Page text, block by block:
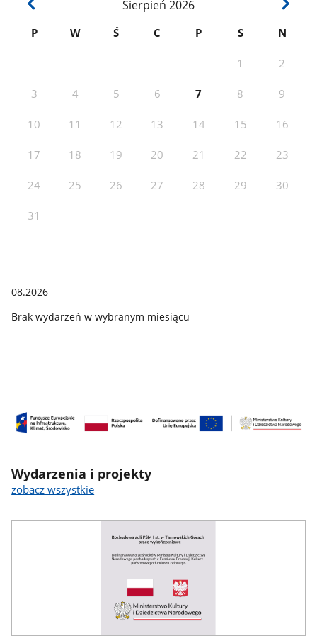
Sierpień 2026
P W Ś C P S N
1 2
3 4 5 6 7 8 9
10 11 12 13 14 15 16
17 18 19 20 21 22 23
24 25 26 27 28 29 30
31
08.2026
Brak wydarzeń w wybranym miesiącu
Banner
reklamowy
Wydarzenia i projekty
zobacz wszystkie